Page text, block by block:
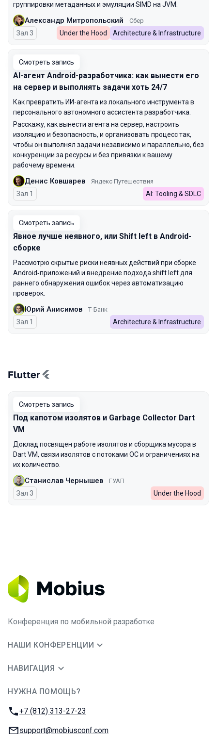
группировки метаданных и эмуляции SIMD на JVM.
Александр Митропольский Сбер
Зал 3 Under the Hood Architecture & Infrastructure
Смотреть запись
AI-агент Android-разработчика: как вынести его
на сервер и выполнять задачи хоть 24/7
Как превратить ИИ-агента из локального инструмента в
персонального автономного ассистента разработчика.
Расскажу, как вынести агента на сервер, настроить
изоляцию и безопасность, и организовать процесс так,
чтобы он выполнял задачи независимо и параллельно, без
конкуренции за ресурсы и без привязки к вашему
рабочему времени.
Денис Ковшарев Яндекс Путешествия
Зал 1 AI: Tooling & SDLC
Смотреть запись
Явное лучше неявного, или Shift left в Android-
сборке
Рассмотрю скрытые риски неявных действий при сборке
Android‑приложений и внедрение подхода shift left для
раннего обнаружения ошибок через автоматизацию
проверок.
Юрий Анисимов Т-Банк
Зал 1 Architecture & Infrastructure
Flutter
Смотреть запись
Под капотом изолятов и Garbage Collector Dart
VM
Доклад посвящен работе изолятов и сборщика мусора в
Dart VM, связи изолятов с потоками ОС и ограничениях на
их количество.
Станислав Чернышев ГУАП
Зал 3 Under the Hood
Конференция по мобильной разработке
НАШИ КОНФЕРЕНЦИИ
НАВИГАЦИЯ
НУЖНА ПОМОЩЬ?
Телефон:
+7 (812) 313-27-23
E-mail:
support@mobiusconf.com